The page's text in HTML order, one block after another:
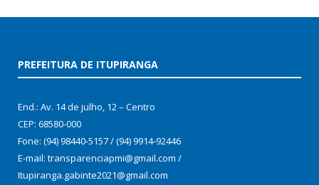
PREFEITURA DE ITUPIRANGA
End.: Av. 14 de julho, 12 – Centro
CEP: 68580-000
Fone: (94) 98440-5157 / (94) 9914-92446
E-mail: transparenciapmi@gmail.com /
Itupiranga.gabinte2021@gmail.com